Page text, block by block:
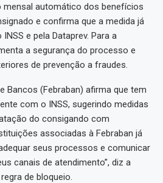
mensal automático dos benefícios
e confirma que a medida já
e pela Dataprev. Para a
a segurança do processo e
de prevenção a fraudes.
Bancos (Febraban) afirma que tem
com o INSS, sugerindo medidas
do consigando com
associadas à Febraban já
seus processos e comunicar
canais de atendimento”, diz a
de bloqueio.